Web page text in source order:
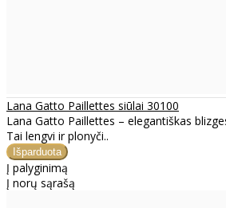
Lana Gatto Paillettes siūlai 30100
Lana Gatto Paillettes – elegantiškas
Tai lengvi ir plonyči..
Į palyginimą
Į norų sąrašą